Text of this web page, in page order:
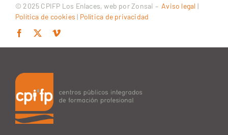
© 2025 CPIFP Los Enlaces, web porZonsai – Aviso legal |
Política de cookies | Política de privacidad